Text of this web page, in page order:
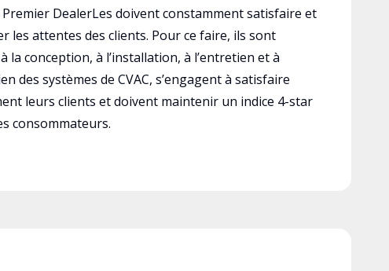
DealerLes doivent constamment satisfaire et
les attentes des clients. Pour ce faire, ils sont
la conception, à l’installation, à l’entretien et à
des systèmes de CVAC, s’engagent à satisfaire
leurs clients et doivent maintenir un indice 4-star
consommateurs.